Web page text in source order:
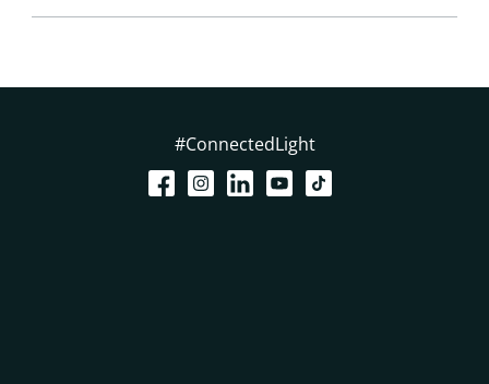
#ConnectedLight